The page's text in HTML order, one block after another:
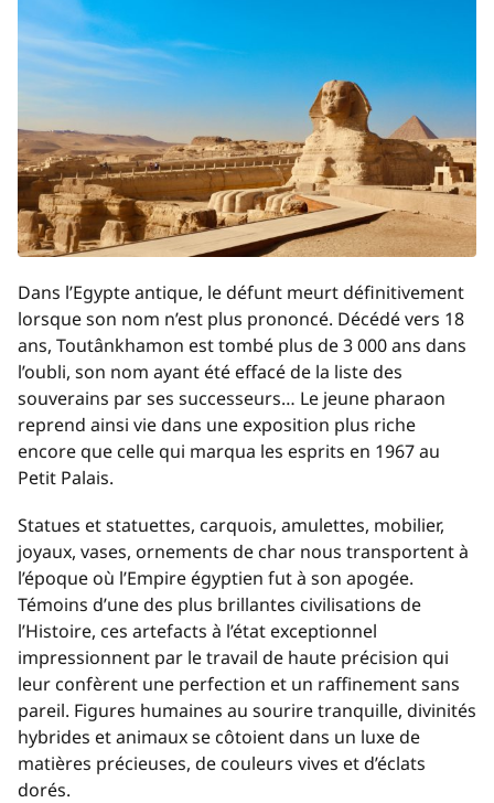
Dans l’Egypte antique, le défunt meurt définitivement
lorsque son nom n’est plus prononcé. Décédé vers 18
ans, Toutânkhamon est tombé plus de 3 000 ans dans
l’oubli, son nom ayant été effacé de la liste des
souverains par ses successeurs… Le jeune pharaon
reprend ainsi vie dans une exposition plus riche
encore que celle qui marqua les esprits en 1967 au
Petit Palais.
Statues et statuettes, carquois, amulettes, mobilier,
joyaux, vases, ornements de char nous transportent à
l’époque où l’Empire égyptien fut à son apogée.
Témoins d’une des plus brillantes civilisations de
l’Histoire, ces artefacts à l’état exceptionnel
impressionnent par le travail de haute précision qui
leur confèrent une perfection et un raffinement sans
pareil. Figures humaines au sourire tranquille, divinités
hybrides et animaux se côtoient dans un luxe de
matières précieuses, de couleurs vives et d’éclats
dorés.